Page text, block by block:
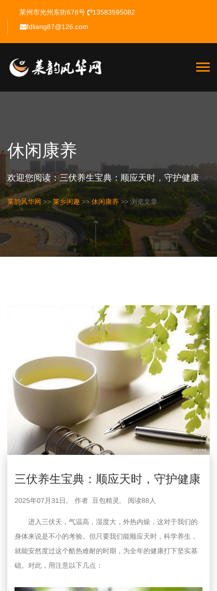
莱州市光州东街678号
13583595082
fdliang87@126.com
休闲康养
欢迎您阅读：三伏养生宝典：顺应天时，守护健康
莱韵风华网 >> 莱乡闲趣 >>休闲康养 >> 浏览文章
三伏养生宝典：顺应天时，守护健康
2025年07月31日, 作者 豆包精灵, 阅读88人
进入三伏天，气温高，湿度大，外热内燥，这对于我们的
身体来说是不小的考验。但只要我们能顺应天时，科学养生，
就能安然度过这个酷热难耐的时期，为全年的健康打下坚实基
础。对此，用注意以下几点：